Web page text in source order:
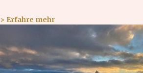
> Erfahre mehr